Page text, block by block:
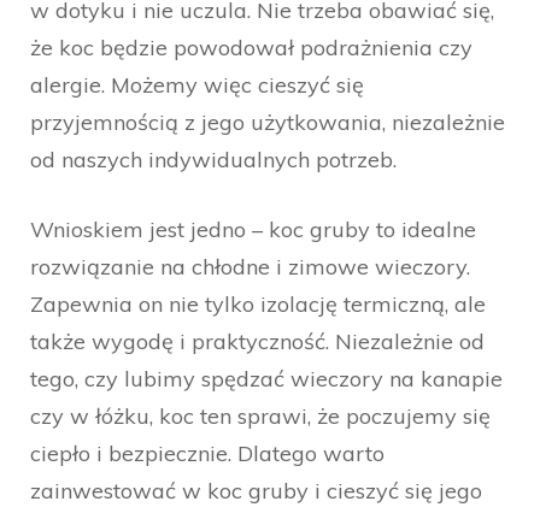
w dotyku i nie uczula. Nie trzeba obawiać się,
że koc będzie powodował podrażnienia czy
alergie. Możemy więc cieszyć się
przyjemnością z jego użytkowania, niezależnie
od naszych indywidualnych potrzeb.
Wnioskiem jest jedno – koc gruby to idealne
rozwiązanie na chłodne i zimowe wieczory.
Zapewnia on nie tylko izolację termiczną, ale
także wygodę i praktyczność. Niezależnie od
tego, czy lubimy spędzać wieczory na kanapie
czy w łóżku, koc ten sprawi, że poczujemy się
ciepło i bezpiecznie. Dlatego warto
zainwestować w koc gruby i cieszyć się jego